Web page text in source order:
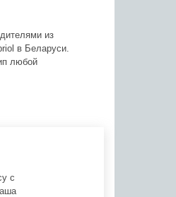
из
в Беларуси.
любой
с